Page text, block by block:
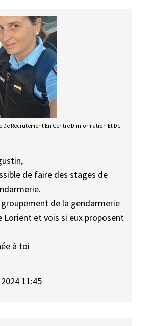
De Recrutement En Centre D’information Et De
de faire des stages de
de la gendarmerie
Lorient et vois si eux proposent
à toi
11:45